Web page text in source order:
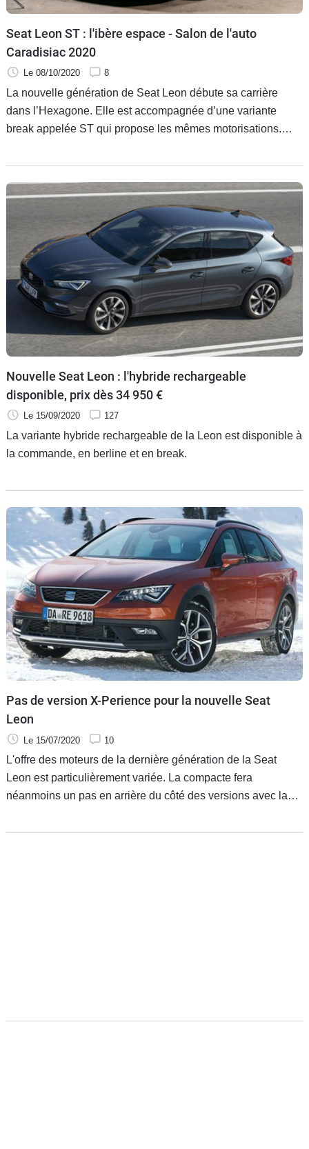
Seat Leon ST : l'ibère espace - Salon de l'auto
Caradisiac 2020
Le 08/10/2020 8
La nouvelle génération de Seat Leon débute sa carrière
dans l’Hexagone. Elle est accompagnée d’une variante
break appelée ST qui propose les mêmes motorisations.
présente pour la première fois au Salon Caradisiac.
Nouvelle Seat Leon : l'hybride rechargeable
disponible, prix dès 34 950 €
Le 15/09/2020 127
La variante hybride rechargeable de la Leon est disponible à
la commande, en berline et en break.
Pas de version X-Perience pour la nouvelle Seat
Leon
Le 15/07/2020 10
L'offre des moteurs de la dernière génération de la Seat
Leon est particulièrement variée. La compacte fera
néanmoins un pas en arrière du côté des versions avec la
sur le break.